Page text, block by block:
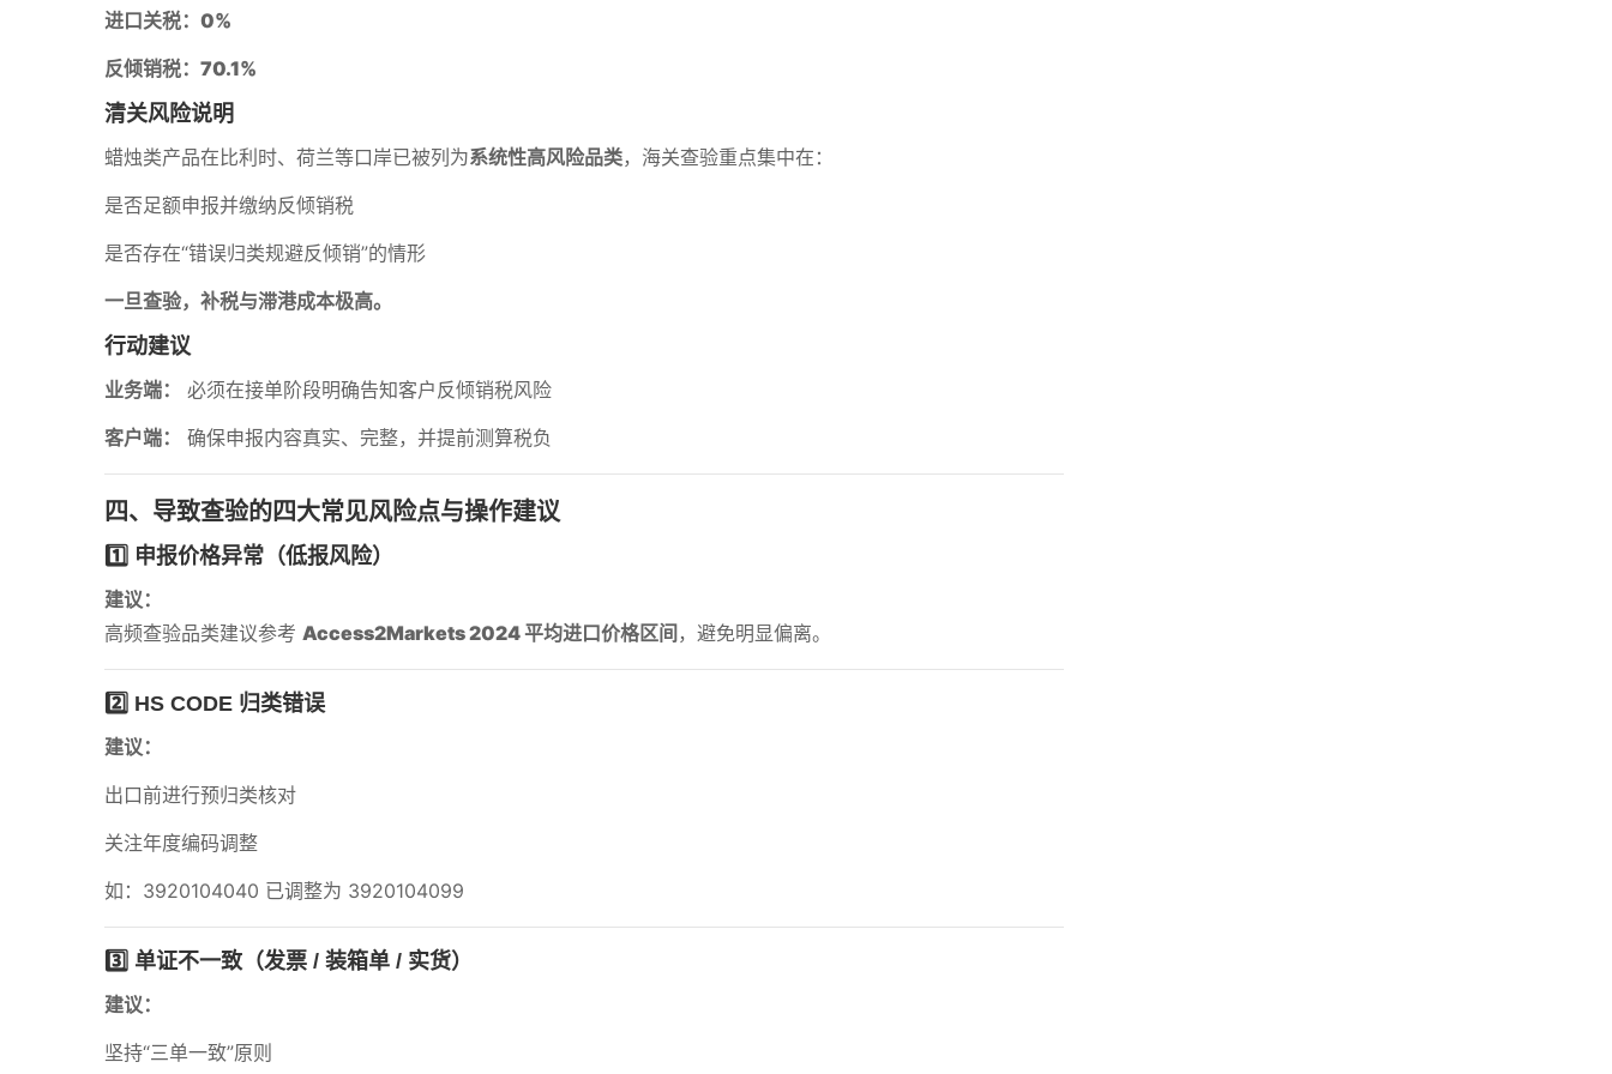
进口关税：0%
反倾销税：70.1%
清关风险说明
蜡烛类产品在比利时、荷兰等口岸已被列为系统性高风险品类，海关查验重点集中在：
是否足额申报并缴纳反倾销税
是否存在“错误归类规避反倾销”的情形
一旦查验，补税与滞港成本极高。
行动建议
业务端：
必须在接单阶段明确告知客户反倾销税风险
客户端：
确保申报内容真实、完整，并提前测算税负
四、导致查验的四大常见风险点与操作建议
1️⃣ 申报价格异常（低报风险）
建议：
高频查验品类建议参考 Access2Markets 2024 平均进口价格区间 ，避免明显偏离。
2️⃣ HS CODE 归类错误
建议：
出口前进行预归类核对
关注年度编码调整
如：3920104040 已调整为 3920104099
3️⃣ 单证不一致（发票 / 装箱单 / 实货）
建议：
坚持“三单一致”原则